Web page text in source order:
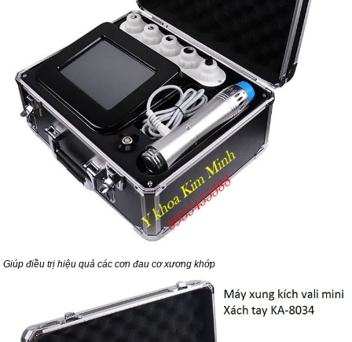
Giúp điều trị hiệu quả các cơn đau cơ xương khớp